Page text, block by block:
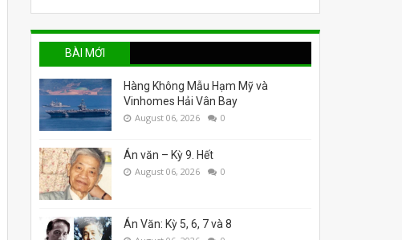
BÀI MỚI
Hàng Không Mẫu Hạm Mỹ và
Vinhomes Hải Vân Bay
August 06, 2026 0
Án văn – Kỳ 9. Hết
August 06, 2026 0
Án Văn: Kỳ 5, 6, 7 và 8